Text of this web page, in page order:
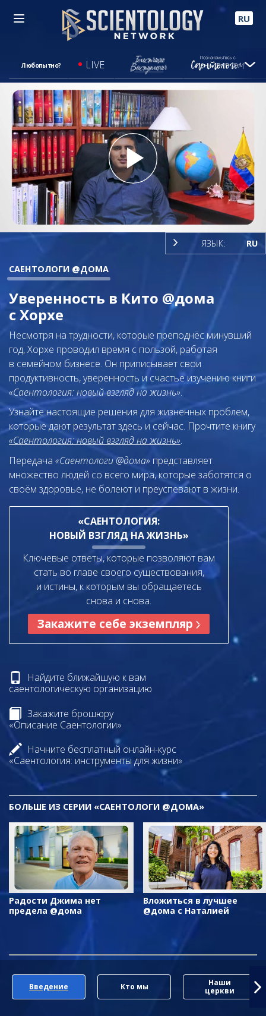
RU
Любопытно? LIVE
Play
Video
ЯЗЫК: RU
САЕНТОЛОГИ @ДОМА
Уверенность в Кито @дома
с Хорхе
Несмотря на трудности, которые преподнёс минувший
год, Хорхе проводил время с пользой, работая
в семейном бизнесе. Он приписывает свои
продуктивность, уверенность и счастье изучению книги
«Саентология: новый взгляд на жизнь».
Узнайте настоящие решения для жизненных проблем,
которые дают результат здесь и сейчас. Прочтите книгу
«Саентология: новый взгляд на жизнь».
Передача «Саентологи @дома» представляет
множество людей со всего мира, которые заботятся о
своём здоровье, не болеют и преуспевают в жизни.
«САЕНТОЛОГИЯ:
НОВЫЙ ВЗГЛЯД НА ЖИЗНЬ»
Ключевые ответы, которые позволяют вам
стать во главе своего существования,
и истины, к которым вы обращаетесь
снова и снова.
Закажите себе экземпляр
Найдите ближайшую к вам
саентологическую организацию
Закажите брошюру
«Описание Саентологии»
Начните бесплатный онлайн-курс
«Саентология: инструменты для жизни»
БОЛЬШЕ ИЗ СЕРИИ «САЕНТОЛОГИ @ДОМА»
Радости Джима нет
предела @дома
Вложиться в лучшее
@дома с Наталией
Введение Кто мы
Наши
церкви